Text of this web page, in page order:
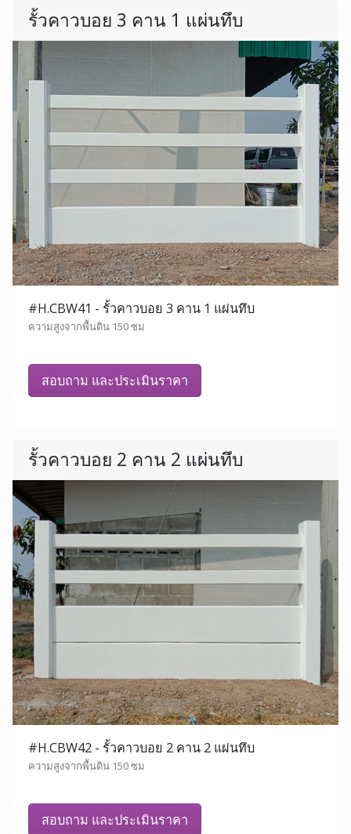
รั้วคาวบอย 3 คาน 1 แผ่นทึบ
#H.CBW41 - รั้วคาวบอย 3 คาน 1 แผ่นทึบ
ความสูงจากพื้นดิน 150 ซม
สอบถาม และประเมินราคา
รั้วคาวบอย 2 คาน 2 แผ่นทึบ
#H.CBW42 - รั้วคาวบอย 2 คาน 2 แผ่นทึบ
ความสูงจากพื้นดิน 150 ซม
สอบถาม และประเมินราคา